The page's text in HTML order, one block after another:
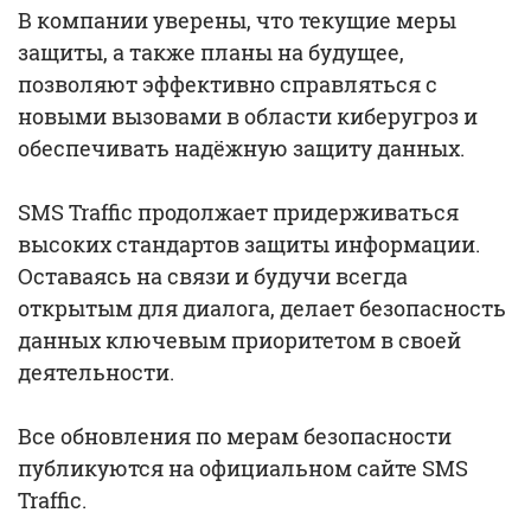
В компании уверены, что текущие меры
защиты, а также планы на будущее,
позволяют эффективно справляться с
новыми вызовами в области киберугроз и
обеспечивать надёжную защиту данных.
SMS Traffic продолжает придерживаться
высоких стандартов защиты информации.
Оставаясь на связи и будучи всегда
открытым для диалога, делает безопасность
данных ключевым приоритетом в своей
деятельности.
Все обновления по мерам безопасности
публикуются на официальном сайте SMS
Traffic.